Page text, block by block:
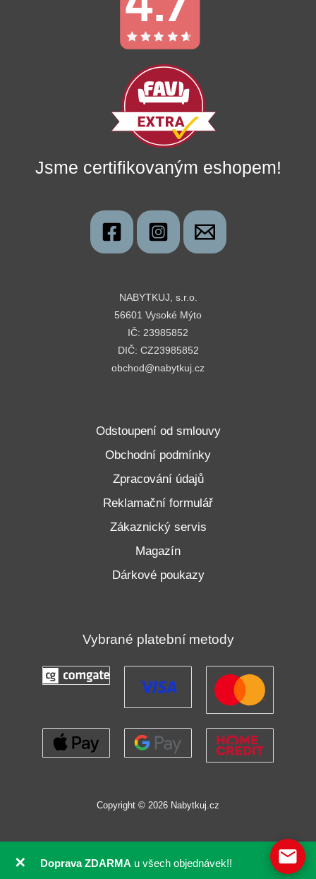
Jsme certifikovaným eshopem!
NABYTKUJ, s.r.o.
56601 Vysoké Mýto
IČ: 23985852
DIČ: CZ23985852
obchod@nabytkuj.cz
Odstoupení od smlouvy
Obchodní podmínky
Zpracování údajů
Reklamační formulář
Zákaznický servis
Magazín
Dárkové poukazy
Vybrané platební metody
Copyright © 2026 Nabytkuj.cz
GDPR souhlas se soubory cookie pomocí Real Cookie Banneru
✕ Doprava ZDARMA u všech objednávek!!